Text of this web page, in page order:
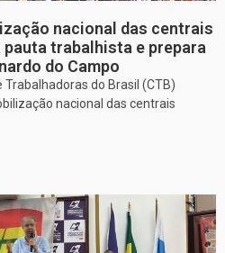
nacional das centrais
trabalhista e prepara
do Campo
do Brasil (CTB)
nacional das centrais